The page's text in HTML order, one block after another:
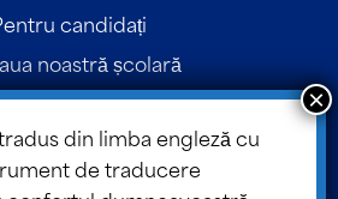
candidați
noastră școlară
de contact
pentru părinți
consiliului
din limba engleză cu
de traducere